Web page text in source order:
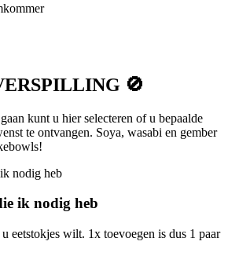
🚫
kunt u hier selecteren of u bepaalde
te ontvangen. Soya, wasabi en gember
ik nodig heb
eetstokjes wilt. 1x toevoegen is dus 1 paar